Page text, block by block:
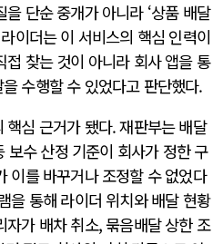
단순 중개가 아니라 ‘상품 배달
이더는 이 서비스의 핵심 인력이
찾는 것이 아니라 회사 앱을 통
수행할 수 있었다고 판단했다.
심 근거가 됐다. 재판부는 배달
보수 산정 기준이 회사가 정한 구
이를 바꾸거나 조정할 수 없었다
을 통해 라이더 위치와 배달 현황
가 배차 취소, 묶음배달 상한 조